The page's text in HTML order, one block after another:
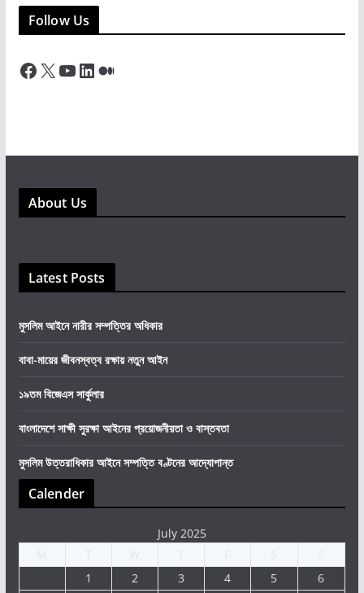
Follow Us
Facebook X YouTube LinkedIn Medium
About Us
Latest Posts
মুসলিম আইনে নারীর সম্পত্তির অধিকার
বাবা-মায়ের জীবনস্বত্ব রক্ষায় নতুন আইন
১৯তম বিজেএস সার্কুলার
বাংলাদেশে সাক্ষী সুরক্ষা আইনের প্রয়োজনীয়তা ও বাস্তবতা
মুসলিম উত্তরাধিকার আইনে সম্পত্তি বণ্টনের আদ্যোপান্ত
Calender
July 2025
1
2 3 4 5 6